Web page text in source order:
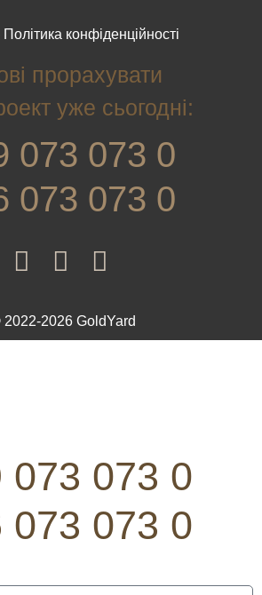
Політика конфіденційності
прорахувати
уже сьогодні:
073 073 0
073 073 0
2026 GoldYard
073 073 0
073 073 0